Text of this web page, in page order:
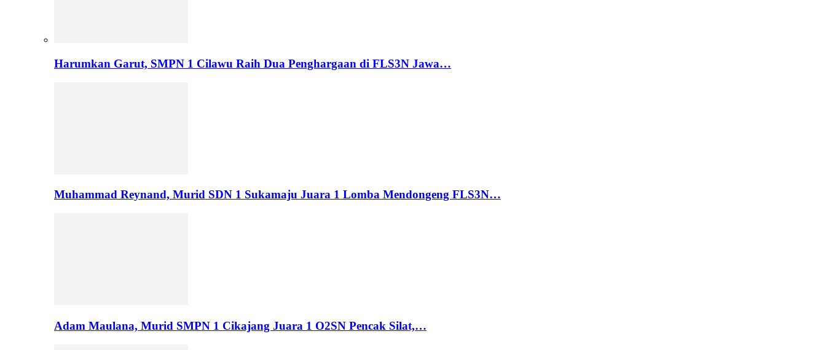
Harumkan Garut, SMPN 1 Cilawu Raih Dua Penghargaan di FLS3N Jawa…
Muhammad Reynand, Murid SDN 1 Sukamaju Juara 1 Lomba Mendongeng FLS3N…
Adam Maulana, Murid SMPN 1 Cikajang Juara 1 O2SN Pencak Silat,…